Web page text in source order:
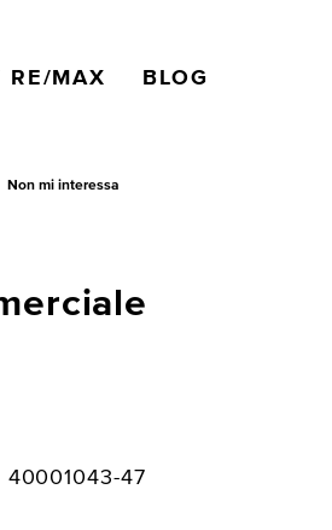
RE/MAX BLOG
Non mi interessa
47